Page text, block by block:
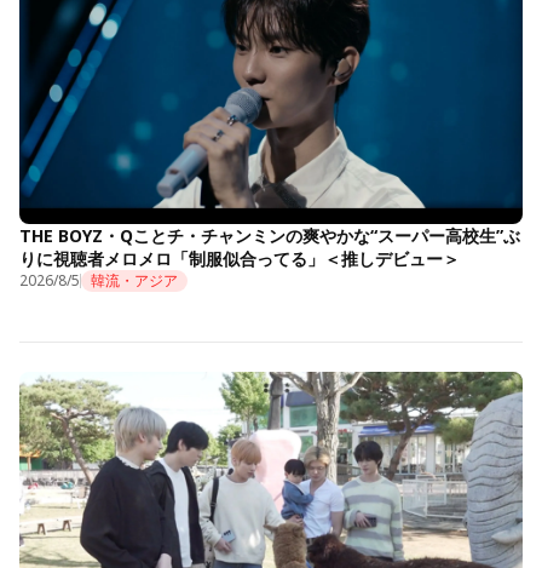
THE BOYZ・Qことチ・チャンミンの爽やかな“スーパー高校生”ぶ
りに視聴者メロメロ「制服似合ってる」＜推しデビュー＞
2026/8/5 韓流・アジア